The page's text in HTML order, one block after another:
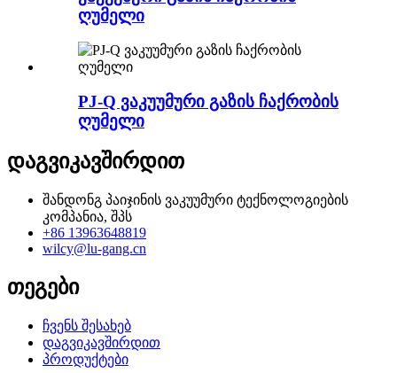
ღუმელი
PJ-Q ვაკუუმური გაზის ჩაქრობის
ღუმელი
დაგვიკავშირდით
შანდონგ პაიჯინის ვაკუუმური ტექნოლოგიების
კომპანია, შპს
+86 13963648819
wilcy@lu-gang.cn
თეგები
ჩვენს შესახებ
დაგვიკავშირდით
პროდუქტები